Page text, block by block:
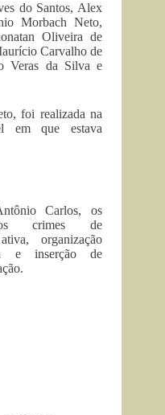
do Santos, Alex
Morbach Neto,
Oliveira de
Carvalho de
Veras da Silva e
foi realizada na
em que estava
Carlos, os
crimes de
organização
e inserção de